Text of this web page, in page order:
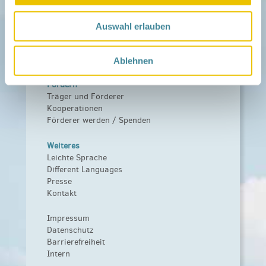
Auswahl erlauben
Ablehnen
Netzwerk
Über das Netzwerk
Infopool
Fördern
Träger und Förderer
Kooperationen
Förderer werden / Spenden
Weiteres
Leichte Sprache
Different Languages
Presse
Kontakt
Impressum
Datenschutz
Barrierefreiheit
Intern